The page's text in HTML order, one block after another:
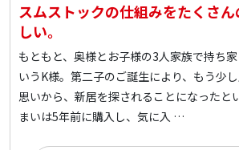
スムストックの仕組みをたくさ
しい。
もともと、奥様とお子様の3人家族で持ち
いうK様。第二子のご誕生により、もう少
思いから、新居を探されることになったと
まいは5年前に購入し、気に入 …